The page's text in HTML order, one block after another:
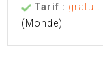
Tarif : gratuit
(Monde)